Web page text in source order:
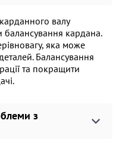
валу
балансування кардана.
яка може
Балансування
та покращити
з